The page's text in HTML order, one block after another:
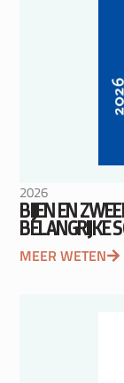
2026
BIJEN EN
BELANGRIJKE
MEER WETEN